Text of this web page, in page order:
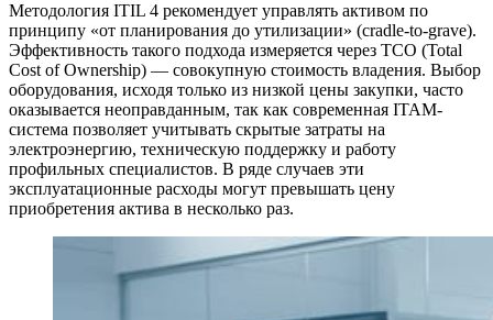
Методология ITIL 4 рекомендует управлять активом по
принципу «от планирования до утилизации» (cradle-to-grave).
Эффективность такого подхода измеряется через TCO (Total
Cost of Ownership) — совокупную стоимость владения. Выбор
оборудования, исходя только из низкой цены закупки, часто
оказывается неоправданным, так как современная ITAM-
система позволяет учитывать скрытые затраты на
электроэнергию, техническую поддержку и работу
профильных специалистов. В ряде случаев эти
эксплуатационные расходы могут превышать цену
приобретения актива в несколько раз.